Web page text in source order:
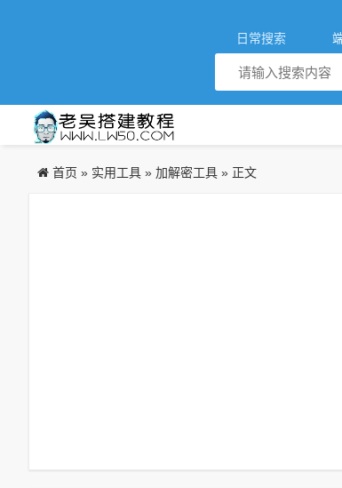
日常搜索
首页 » 实用工具 » 加解密工具 » 正文